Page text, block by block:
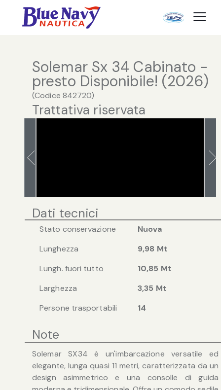
Solemar Sx 34 Cabinato -
presto Disponibile! (2026)
(Codice 842720)
Trattativa riservata
Dati tecnici
Stato conservazione
Nuova
Lunghezza
9,98 Mt
Lungh. fuori tutto
10,85 Mt
Larghezza
3,35 Mt
Persone trasportabili
14
Note
Solemar SX34 è un'imbarcazione versatile ed
elegante, lunga quasi 11 metri, caratterizzata da un
design asimmetrico e una consolle di guida